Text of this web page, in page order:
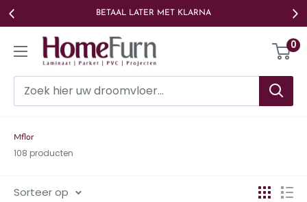
Ga
naar
LATER MET KLARNA
Homefurn 0
Mflor
108 producten
Sorteer op